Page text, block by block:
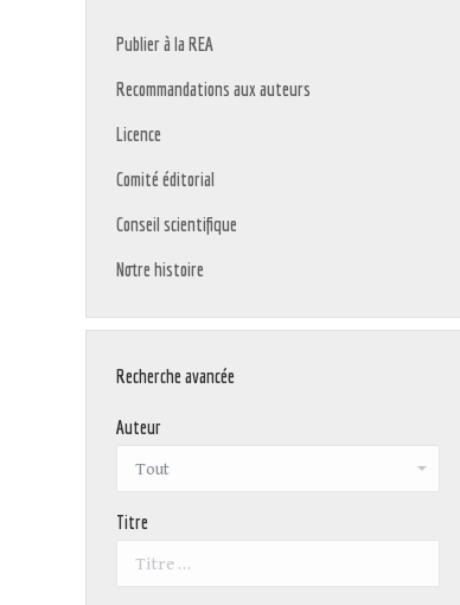
Publier à la REA
Recommandations aux auteurs
Licence
Comité éditorial
Conseil scientifique
Notre histoire
Recherche avancée
Auteur
Titre